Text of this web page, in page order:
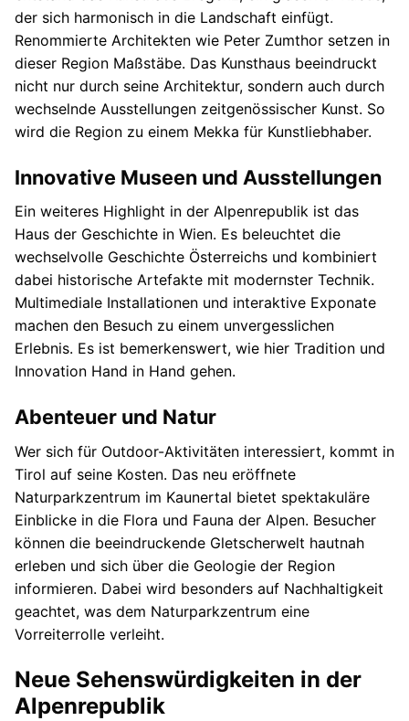
der sich harmonisch in die Landschaft einfügt.
Renommierte Architekten wie Peter Zumthor setzen in
dieser Region Maßstäbe. Das Kunsthaus beeindruckt
nicht nur durch seine Architektur, sondern auch durch
wechselnde Ausstellungen zeitgenössischer Kunst. So
wird die Region zu einem Mekka für Kunstliebhaber.
Innovative Museen und Ausstellungen
Ein weiteres Highlight in der Alpenrepublik ist das
Haus der Geschichte in Wien. Es beleuchtet die
wechselvolle Geschichte Österreichs und kombiniert
dabei historische Artefakte mit modernster Technik.
Multimediale Installationen und interaktive Exponate
machen den Besuch zu einem unvergesslichen
Erlebnis. Es ist bemerkenswert, wie hier Tradition und
Innovation Hand in Hand gehen.
Abenteuer und Natur
Wer sich für Outdoor-Aktivitäten interessiert, kommt in
Tirol auf seine Kosten. Das neu eröffnete
Naturparkzentrum im Kaunertal bietet spektakuläre
Einblicke in die Flora und Fauna der Alpen. Besucher
können die beeindruckende Gletscherwelt hautnah
erleben und sich über die Geologie der Region
informieren. Dabei wird besonders auf Nachhaltigkeit
geachtet, was dem Naturparkzentrum eine
Vorreiterrolle verleiht.
Neue Sehenswürdigkeiten in der
Alpenrepublik